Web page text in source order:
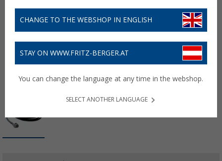
CHANGE TO THE WEBSHOP IN ENGLISH
STAY ON WWW.FRITZ-BERGER.AT
You can change the language at any time in the webshop.
SELECT ANOTHER LANGUAGE